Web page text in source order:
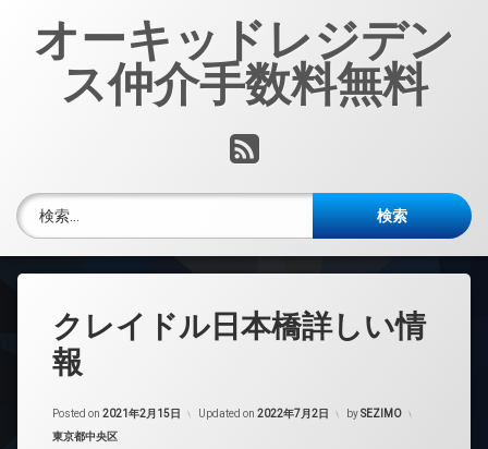
オーキッドレジデン
ス仲介手数料無料
RSS
検索:
クレイドル日本橋詳しい情
報
Posted on 2021年2月15日 Updated on 2022年7月2日 bySEZIMO
カテゴリー:
東京都中央区